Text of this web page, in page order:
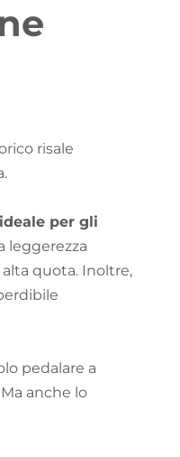
risale
ideale per gli
leggerezza
quota. Inoltre,
pedalare a
Ma anche lo